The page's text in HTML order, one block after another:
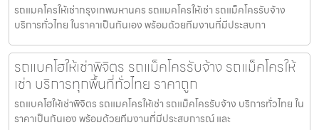
รถแมคโครให้เช่ากรุงเทพมหานคร รถแมคโครให้เช่า รถแม็คโครรับจ้าง
บริการทั่วไทย ในราคาเป็นกันเอง พร้อมด้วยทีมงานที่มีประสบกา
รถแบคโฮให้เช่าพิจิตร รถแม็คโครรับจ้าง รถแม็คโครให้
เช่า บริการทุกพื้นที่ทั่วไทย ราคาถูก
รถแบคโฮให้เช่าพิจิตร รถแมคโครให้เช่า รถแม็คโครรับจ้าง บริการทั่วไทย ใน
ราคาเป็นกันเอง พร้อมด้วยทีมงานที่มีประสบการณ์ และ